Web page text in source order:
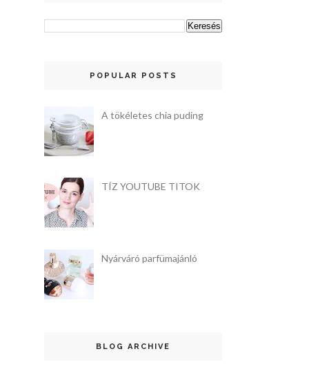
POPULAR POSTS
A tökéletes chia puding
TÍZ YOUTUBE TITOK
Nyárváró parfümajánló
BLOG ARCHIVE